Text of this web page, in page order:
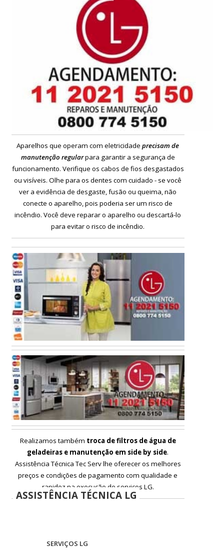
Aparelhos que operam com eletricidadeprecisam de
manutenção regularpara garantir a segurança de
funcionamento. Verifique os cabos de fios desgastados
ou visíveis. Olhe para os dentes com cuidado - se você
ver a evidência de desgaste, fusão ou queima, não
conecte o aparelho, pois poderia ser um risco de
incêndio. Você deve reparar o aparelho ou descartá-lo
para evitar o risco de incêndio.
Realizamos também troca de filtros de água de
geladeiras e manutenção em side by side.
Assistência Técnica Tec Serv lhe oferecer os melhores
preços e condições de pagamento com qualidade e
rapidez na execução de serviços LG.
ASSISTÊNCIA TÉCNICA LG
SERVIÇOS LG